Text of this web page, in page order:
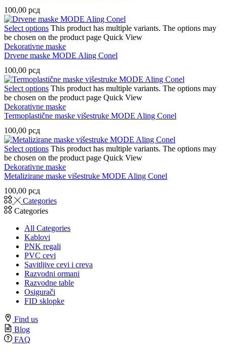
100,00 рсд
Select options This product has multiple variants. The options may
be chosen on the product page Quick View
Dekorativne maske
Drvene maske MODE Aling Conel
100,00 рсд
Select options This product has multiple variants. The options may
be chosen on the product page Quick View
Dekorativne maske
Termoplastične maske višestruke MODE Aling Conel
100,00 рсд
Select options This product has multiple variants. The options may
be chosen on the product page Quick View
Dekorativne maske
Metalizirane maske višestruke MODE Aling Conel
100,00 рсд
Categories
Categories
All Categories
Kablovi
PNK regali
PVC cevi
Savitljive cevi i creva
Razvodni ormani
Razvodne table
Osigurači
FID sklopke
Find us
Blog
FAQ